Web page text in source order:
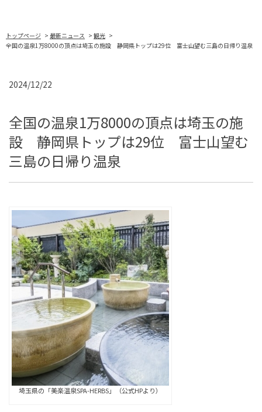
トップページ 最新ニュース
観光
全国の温泉1万8000の頂点は埼玉の施設 静岡県トップは29位 富士山望む三島の日帰り温泉
2024/12/22
全国の温泉1万8000の頂点は埼玉の施
設 静岡県トップは29位 富士山望む
三島の日帰り温泉
埼玉県の「美楽温泉SPA-HERBS」（公式HPより）